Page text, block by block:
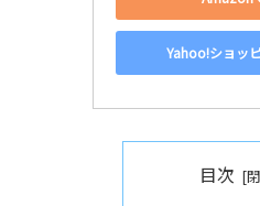
Yahoo!ショッ
目次